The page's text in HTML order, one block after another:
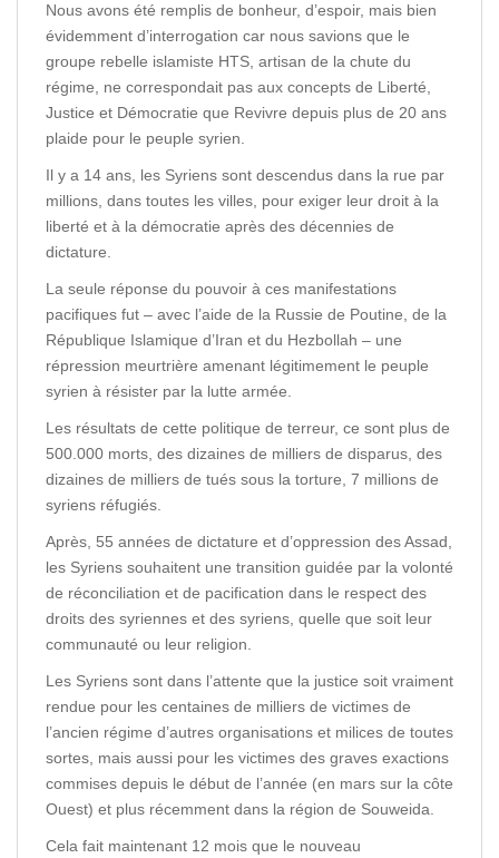
Nous avons été remplis de bonheur, d’espoir, mais bien
évidemment d’interrogation car nous savions que le
groupe rebelle islamiste HTS, artisan de la chute du
régime, ne correspondait pas aux concepts de Liberté,
Justice et Démocratie que Revivre depuis plus de 20 ans
plaide pour le peuple syrien.
Il y a 14 ans, les Syriens sont descendus dans la rue par
millions, dans toutes les villes, pour exiger leur droit à la
liberté et à la démocratie après des décennies de
dictature.
La seule réponse du pouvoir à ces manifestations
pacifiques fut – avec l’aide de la Russie de Poutine, de la
République Islamique d’Iran et du Hezbollah – une
répression meurtrière amenant légitimement le peuple
syrien à résister par la lutte armée.
Les résultats de cette politique de terreur, ce sont plus de
500.000 morts, des dizaines de milliers de disparus, des
dizaines de milliers de tués sous la torture, 7 millions de
syriens réfugiés.
Après, 55 années de dictature et d’oppression des Assad,
les Syriens souhaitent une transition guidée par la volonté
de réconciliation et de pacification dans le respect des
droits des syriennes et des syriens, quelle que soit leur
communauté ou leur religion.
Les Syriens sont dans l’attente que la justice soit vraiment
rendue pour les centaines de milliers de victimes de
l’ancien régime d’autres organisations et milices de toutes
sortes, mais aussi pour les victimes des graves exactions
commises depuis le début de l’année (en mars sur la côte
Ouest) et plus récemment dans la région de Souweida.
Cela fait maintenant 12 mois que le nouveau